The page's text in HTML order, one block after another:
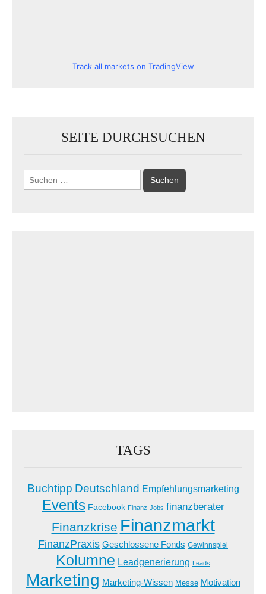
Track all markets on TradingView
SEITE DURCHSUCHEN
Suchen
nach:
TAGS
Buchtipp Deutschland Empfehlungsmarketing
Events Facebook Finanz-Jobs finanzberater
Finanzkrise Finanzmarkt
FinanzPraxis Geschlossene Fonds Gewinnspiel
Kolumne Leadgenerierung Leads
Marketing Marketing-Wissen Messe Motivation